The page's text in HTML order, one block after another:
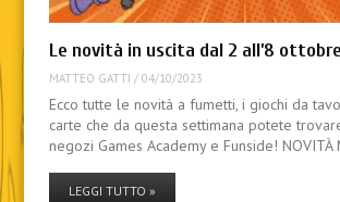
Le novità in uscita dal 2 all’8
MATTEO GATTI / 04/10/2023
Ecco tutte le novità a fumetti, i giochi da
carte che da questa settimana potete
negozi Games Academy e Funside! NOVITÀ
LEGGI TUTTO »